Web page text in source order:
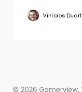
Vinícios
© 2026 Gamerview.